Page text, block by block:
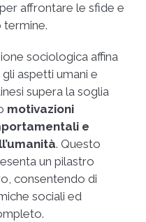
affrontare le sfide e
termine.
sociologica affina
aspetti umani e
supera la soglia
motivazioni
e
. Questo
un pilastro
consentendo di
sociali ed